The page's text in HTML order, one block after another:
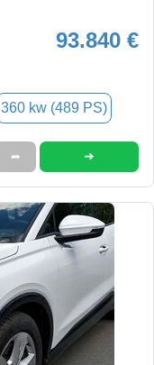
93.840 €
360 kw (489 PS)
➦ ➜